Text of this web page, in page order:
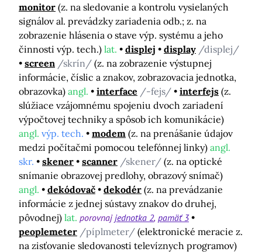
monitor (z. na sledovanie a kontrolu vysielaných
signálov al. prevádzky zariadenia odb.; z. na
zobrazenie hlásenia o stave výp. systému a jeho
činnosti výp. tech.) lat. displej display /displej/
screen /skrín/ (z. na zobrazenie výstupnej
informácie, číslic a znakov, zobrazovacia jednotka,
obrazovka) angl. interface /-fejs/ interfejs (z.
slúžiace vzájomnému spojeniu dvoch zariadení
výpočtovej techniky a spôsob ich komunikácie)
angl. výp. tech. modem (z. na prenášanie údajov
medzi počítačmi pomocou telefónnej linky) angl.
skr.
skener scanner /skener/ (z. na optické
snímanie obrazovej predlohy, obrazový snímač)
angl.
dekódovač dekodér (z. na prevádzanie
informácie z jednej sústavy znakov do druhej,
pôvodnej) lat. porovnajjednotka 2 pamäť 3
peoplemeter /píplmeter/ (elektronické meracie z.
na zisťovanie sledovanosti televíznych programov)